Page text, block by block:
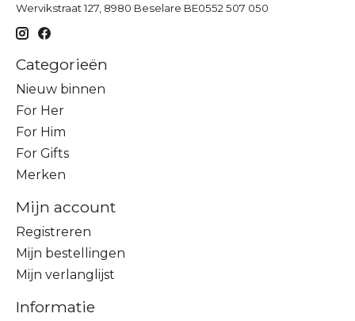
Wervikstraat 127, 8980 Beselare BE0552 507 050
Categorieën
Nieuw binnen
For Her
For Him
For Gifts
Merken
Mijn account
Registreren
Mijn bestellingen
Mijn verlanglijst
Informatie